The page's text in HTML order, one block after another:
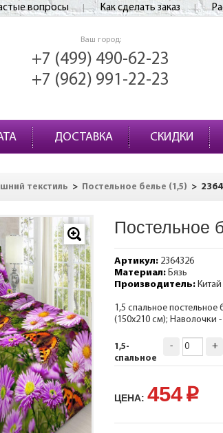
вопросы Как сделать заказ
Ваш город:
+7 (499) 490-62-23
+7 (962) 991-22-23
ДОСТАВКА СКИДКИ
текстиль > Постельное белье (1,5) >
Постельное
Артикул:2364326
Материал:Бязь
Производитель:Китай
1,5 спальное
(150х210 см); Наволочки
1,5-
спальное
- +
ЦЕНА: 454p